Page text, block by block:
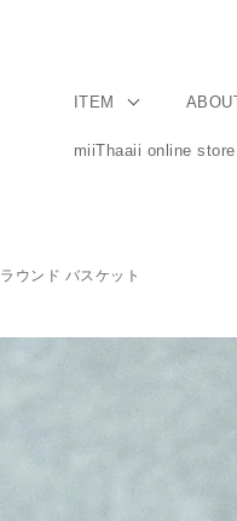
ITEM ABOUT
miiThaaii online store
ラウンド バスケット